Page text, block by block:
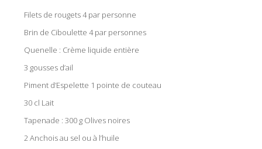
Filets de rougets 4 par personne
Brin de Ciboulette 4 par personnes
Quenelle : Crème liquide entière
3 gousses d’ail
Piment d’Espelette 1 pointe de couteau
30 cl Lait
Tapenade : 300 g Olives noires
2 Anchois au sel ou à l’huile